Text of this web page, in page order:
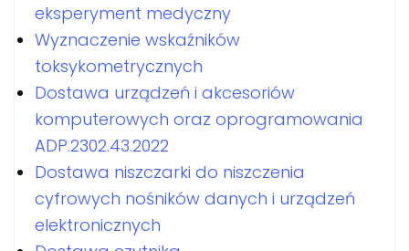
eksperyment medyczny
Wyznaczenie wskaźników
toksykometrycznych
Dostawa urządzeń i akcesoriów
komputerowych oraz oprogramowania
ADP.2302.43.2022
Dostawa niszczarki do niszczenia
cyfrowych nośników danych i urządzeń
elektronicznych